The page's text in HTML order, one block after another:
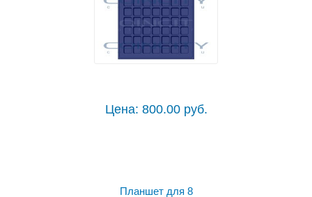
Цена: 800.00 руб.
Планшет для 8